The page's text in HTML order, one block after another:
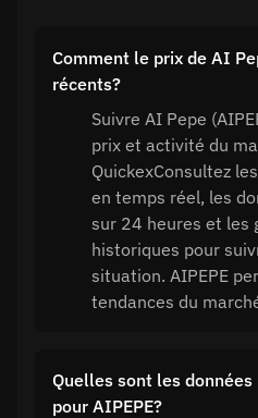
Comment le prix de AI
récents?
Suivre AI Pepe
prix et activité du
QuickexConsultez
en temps réel, les
sur 24 heures et les
historiques pour
situation. AIPEPE
tendances du
Quelles sont les
pour AIPEPE?